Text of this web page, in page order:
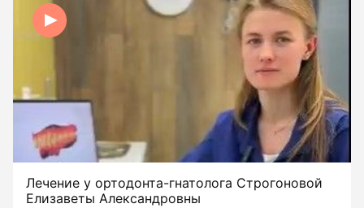
Лечение у ортодонта-гнатолога Строгоновой
Елизаветы Александровны